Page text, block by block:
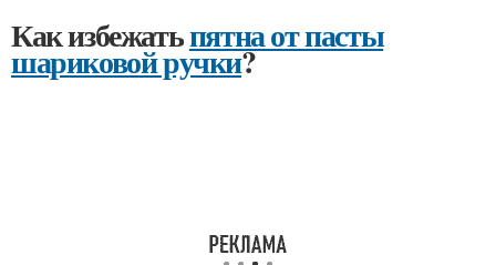
Как избежатьпятна от пасты
шариковой ручки?